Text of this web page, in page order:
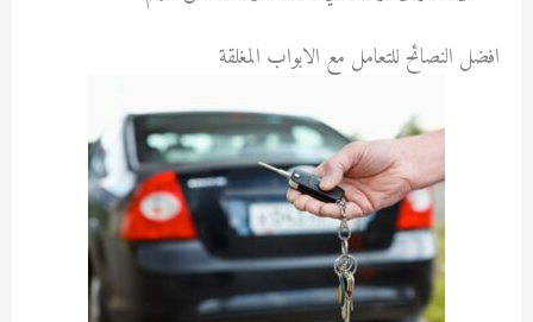
افضل النصائح للتعامل مع الابواب المغلقة